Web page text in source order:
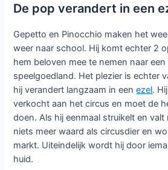
De pop verandert in een
Gepetto en Pinocchio maken het
weer naar school. Hij komt echter 2
hem beloven mee te nemen naar
speelgoedland. Het plezier is echter
hij verandert langzaam in eenezel.
verkocht aan het circus en moet de
doen. Als hij eenmaal struikelt en valt
niets meer waard als circusdier en
markt. Uiteindelijk wordt hij door
huid.